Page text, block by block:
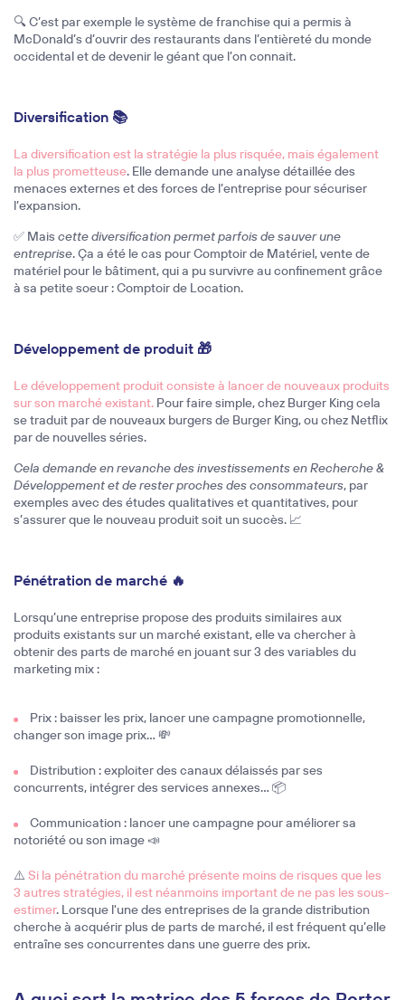
🔍 C’est par exemple le système de franchise qui a permis à
McDonald’s d’ouvrir des restaurants dans l’entièreté du monde
occidental et de devenir le géant que l’on connait.
Diversification 📚
La diversification est la stratégie la plus risquée, mais également
la plus prometteuse. Elle demande une analyse détaillée des
menaces externes et des forces de l’entreprise pour sécuriser
l’expansion.
✅ Mais cette diversification permet parfois de sauver une
entreprise. Ça a été le cas pour Comptoir de Matériel, vente de
matériel pour le bâtiment, qui a pu survivre au confinement grâce
à sa petite soeur : Comptoir de Location.
Développement de produit 🎁
Le développement produit consiste à lancer de nouveaux produits
sur son marché existant. Pour faire simple, chez Burger King cela
se traduit par de nouveaux burgers de Burger King, ou chez Netflix
par de nouvelles séries.
Cela demande en revanche des investissements en Recherche &
Développement et de rester proches des consommateurs, par
exemples avec des études qualitatives et quantitatives, pour
s’assurer que le nouveau produit soit un succès. 📈
Pénétration de marché 🔥
Lorsqu’une entreprise propose des produits similaires aux
produits existants sur un marché existant, elle va chercher à
obtenir des parts de marché en jouant sur 3 des variables du
marketing mix :
Prix : baisser les prix, lancer une campagne promotionnelle,
changer son image prix… 💸
Distribution : exploiter des canaux délaissés par ses
concurrents, intégrer des services annexes… 📦
Communication : lancer une campagne pour améliorer sa
notoriété ou son image 📣
⚠️ Si la pénétration du marché présente moins de risques que les
3 autres stratégies, il est néanmoins important de ne pas les sous-
estimer. Lorsque l'une des entreprises de la grande distribution
cherche à acquérir plus de parts de marché, il est fréquent qu’elle
entraîne ses concurrentes dans une guerre des prix.